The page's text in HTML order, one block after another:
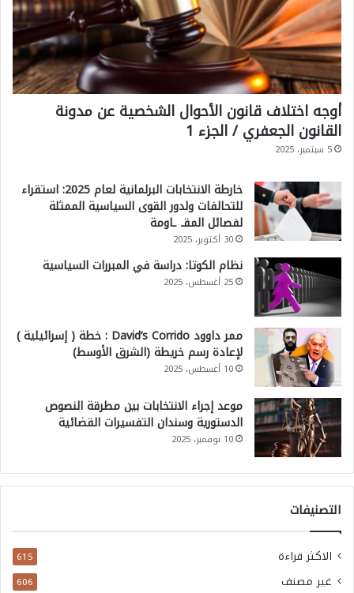
أوجه اختلاف قانون الأحوال الشخصية عن مدونة
القانون الجعفري / الجزء 1
5 سبتمبر، 2025
خارطة الانتخابات البرلمانية لعام 2025: استقراء
للتحالفات ولدور القوى السياسية الممثلة
لفصائل المقـ ـاومة
30 أكتوبر، 2025
نظام الكوتا: دراسة في المبررات السياسية
25 أغسطس، 2025
ممر داوود David’s Corrido : خطة ( إسرائيلية )
لإعادة رسم خريطة (الشرق الأوسط)
10 أغسطس، 2025
موعد إجراء الانتخابات بين مطرقة النصوص
الدستورية وسندان التفسيرات القضائية
10 نوفمبر، 2025
التصنيفات
الاكثر قراءة 615
غير مصنف 606